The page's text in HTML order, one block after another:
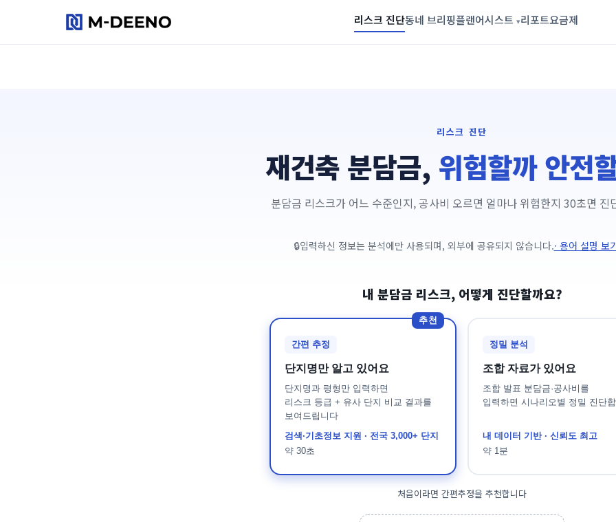
리스크 진단동네 브리핑플랜어시스트 ▾리포트요금제
무료 회원가입
리스크 진단
재건축 분담금, 위험할까 안전
분담금 리스크가 어느 수준인지, 공사비 오르면 얼마나 위험한지 30초면 진
입력하신 정보는 분석에만 사용되며, 외부에 공유되지 않습니다.· 용어 설명
내 분담금 리스크, 어떻게 진단할까요?
추천
간편 추정
단지명만 알고 있어요
단지명과 평형만 입력하면
리스크 등급 + 유사 단지 비교 결과를
보여드립니다
검색·기초정보 지원 · 전국 3,000+ 단지
약 30초
정밀 분석
조합 자료가 있어요
조합 발표 분담금·공사비를
입력하면 시나리오별 정밀 진단
내 데이터 기반 · 신뢰도 최고
약 1분
처음이라면 간편추정을 추천합니다